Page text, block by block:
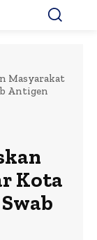
Masyarakat
Antigen
Kota